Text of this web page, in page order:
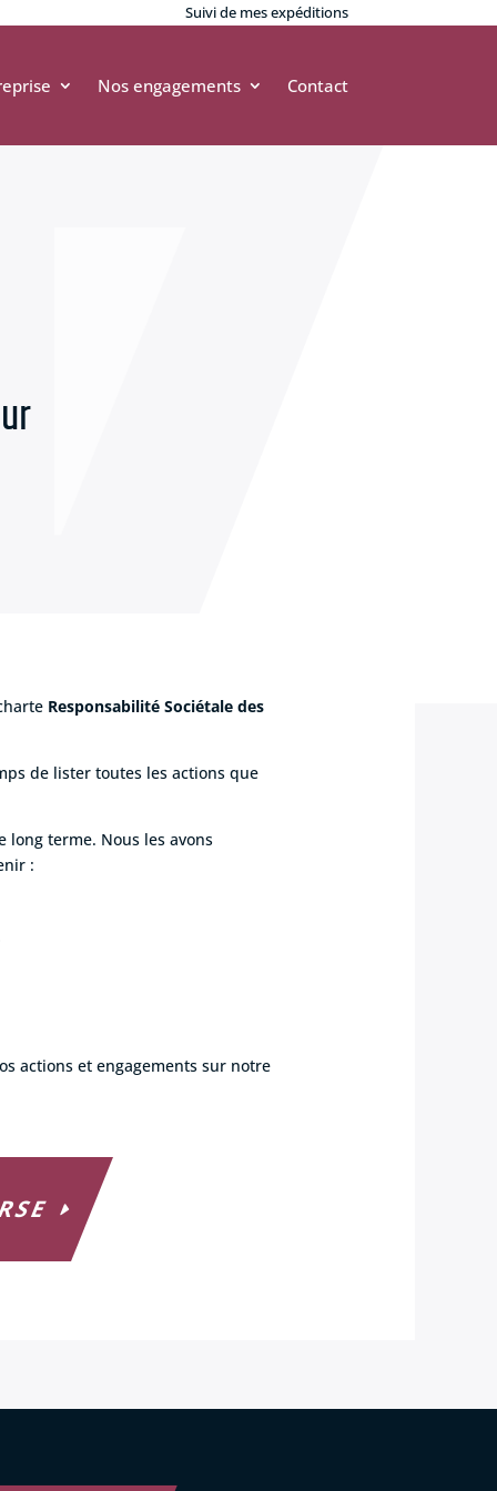
Suivi de mes expéditions
Nos engagements Contact
Responsabilité Sociétale des
de lister toutes les actions que
terme. Nous les avons
:
actions et engagements sur notre